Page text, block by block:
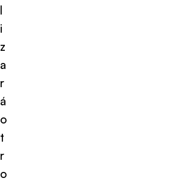
l
i
z
a
r
á
o
t
r
o